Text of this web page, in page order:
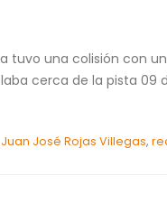
tuvo una colisión con
cerca de la pista 09
Juan José Rojas Villegas,